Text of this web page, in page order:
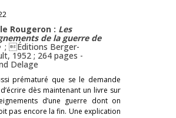
Rougeron : Les
de la guerre de
; Éditions Berger-
1952 ; 264 pages -
Delage
prématuré que se le demande
d’écrire dès maintenant un livre sur
d’une guerre dont on
pas encore la fin. Une explication